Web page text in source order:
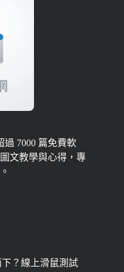
過 7000 篇免費軟
文教學與心得，專
？線上滑鼠測試